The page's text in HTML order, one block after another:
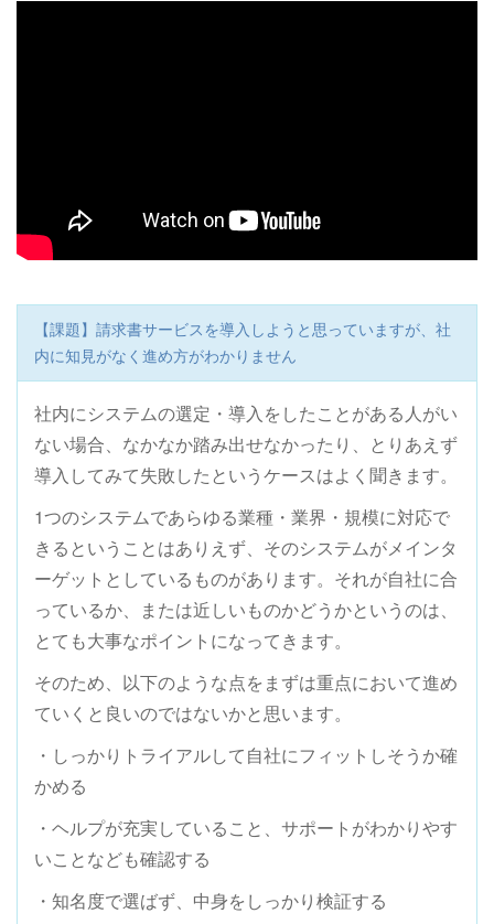
【課題】請求書サービスを導入しようと思っていますが、社
内に知見がなく進め方がわかりません
社内にシステムの選定・導入をしたことがある人がい
ない場合、なかなか踏み出せなかったり、とりあえず
導入してみて失敗したというケースはよく聞きます。
1つのシステムであらゆる業種・業界・規模に対応で
きるということはありえず、そのシステムがメインタ
ーゲットとしているものがあります。それが自社に合
っているか、または近しいものかどうかというのは、
とても大事なポイントになってきます。
そのため、以下のような点をまずは重点において進め
ていくと良いのではないかと思います。
・しっかりトライアルして自社にフィットしそうか確
かめる
・ヘルプが充実していること、サポートがわかりやす
いことなども確認する
・知名度で選ばず、中身をしっかり検証する